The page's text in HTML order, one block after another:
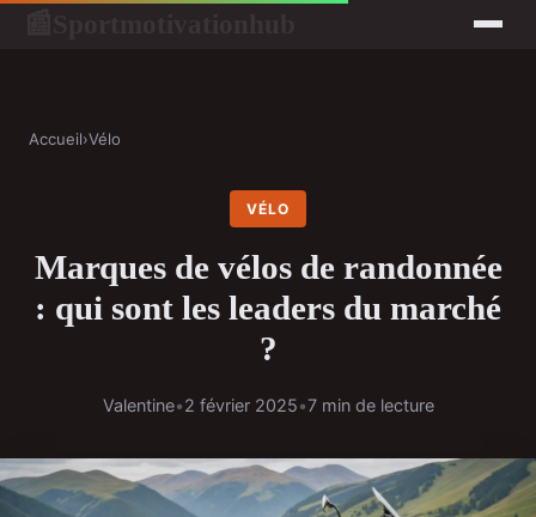
Accueil›Vélo
VÉLO
Marques de vélos de randonnée
: qui sont les leaders du marché
?
Valentine•2 février 2025•7 min de lecture